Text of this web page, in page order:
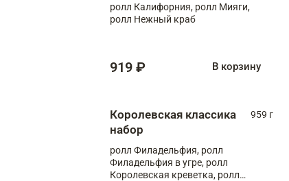
ролл Калифорния, ролл Мияги,
ролл Нежный краб
919 ₽ В корзину
Королевская классика
набор
959 г
ролл Филадельфия, ролл
Филадельфия в угре, ролл
Королевская креветка, ролл